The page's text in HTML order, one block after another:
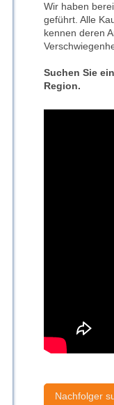
Wir haben
geführt. Alle
kennen deren
Suchen Sie
Region.
Nachfolger